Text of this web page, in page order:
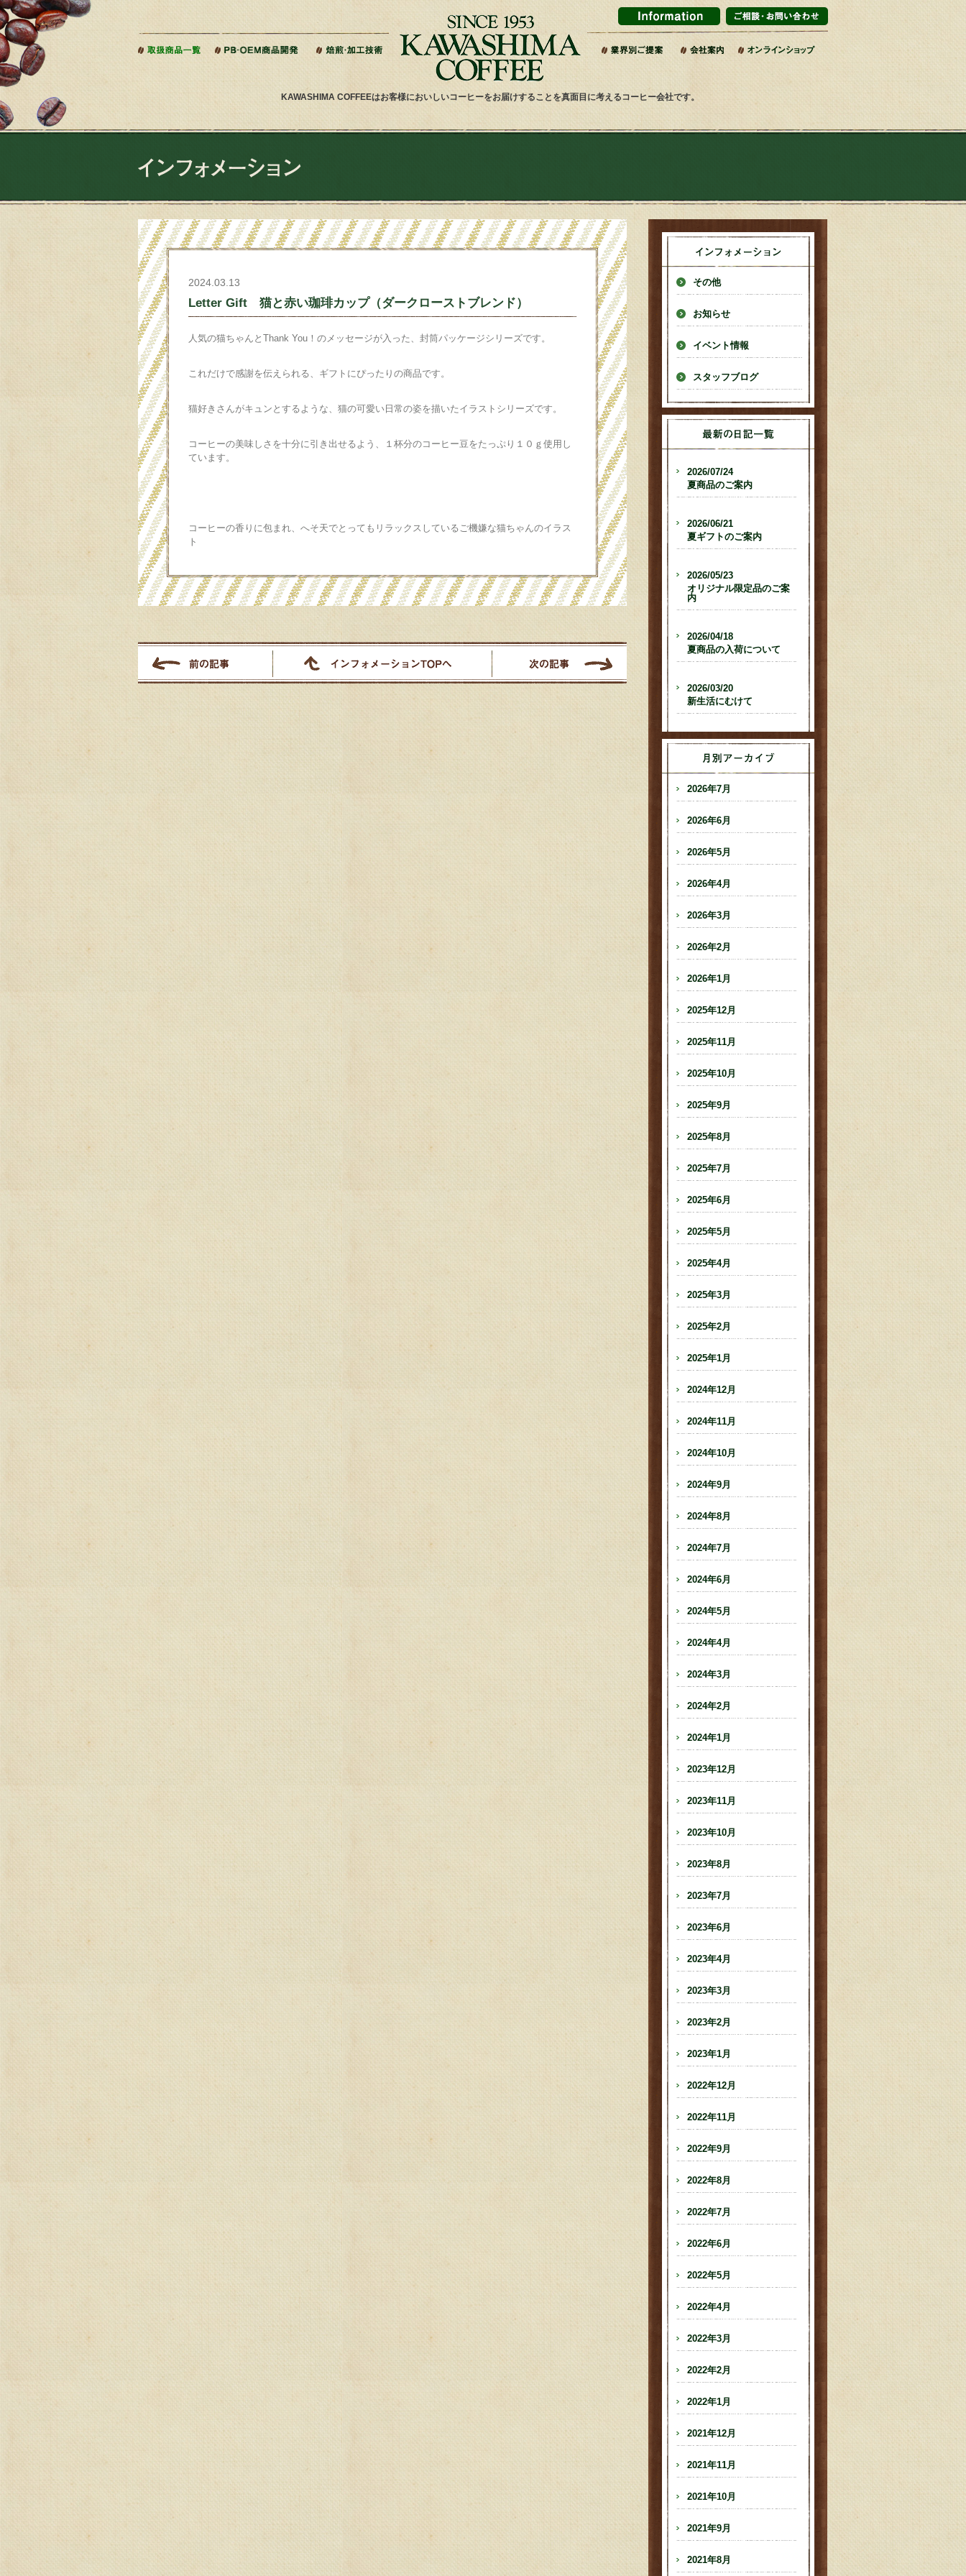
KAWASHIMA COFFEEはお客様においしいコーヒーをお届けすることを真面目に考えるコーヒー会社です。
2024.03.13
Letter Gift 猫と赤い珈琲カップ（ダークローストブレンド）
人気の猫ちゃんとThank You！のメッセージが入った、封筒パッケージシリーズです。
これだけで感謝を伝えられる、ギフトにぴったりの商品です。
猫好きさんがキュンとするような、猫の可愛い日常の姿を描いたイラストシリーズです。
コーヒーの美味しさを十分に引き出せるよう、１杯分のコーヒー豆をたっぷり１０ｇ使用し
ています。
コーヒーの香りに包まれ、へそ天でとってもリラックスしているご機嫌な猫ちゃんのイラス
ト
その他
お知らせ
イベント情報
スタッフブログ
2026/07/24
夏商品のご案内
2026/06/21
夏ギフトのご案内
2026/05/23
オリジナル限定品のご案
内
2026/04/18
夏商品の入荷について
2026/03/20
新生活にむけて
2026年7月
2026年6月
2026年5月
2026年4月
2026年3月
2026年2月
2026年1月
2025年12月
2025年11月
2025年10月
2025年9月
2025年8月
2025年7月
2025年6月
2025年5月
2025年4月
2025年3月
2025年2月
2025年1月
2024年12月
2024年11月
2024年10月
2024年9月
2024年8月
2024年7月
2024年6月
2024年5月
2024年4月
2024年3月
2024年2月
2024年1月
2023年12月
2023年11月
2023年10月
2023年8月
2023年7月
2023年6月
2023年4月
2023年3月
2023年2月
2023年1月
2022年12月
2022年11月
2022年9月
2022年8月
2022年7月
2022年6月
2022年5月
2022年4月
2022年3月
2022年2月
2022年1月
2021年12月
2021年11月
2021年10月
2021年9月
2021年8月